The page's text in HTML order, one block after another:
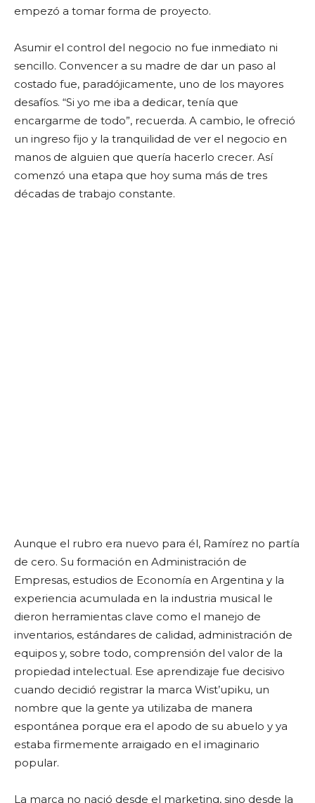
empezó a tomar forma de proyecto.
Asumir el control del negocio no fue inmediato ni
sencillo. Convencer a su madre de dar un paso al
costado fue, paradójicamente, uno de los mayores
desafíos. “Si yo me iba a dedicar, tenía que
encargarme de todo”, recuerda. A cambio, le ofreció
un ingreso fijo y la tranquilidad de ver el negocio en
manos de alguien que quería hacerlo crecer. Así
comenzó una etapa que hoy suma más de tres
décadas de trabajo constante.
Aunque el rubro era nuevo para él, Ramírez no partía
de cero. Su formación en Administración de
Empresas, estudios de Economía en Argentina y la
experiencia acumulada en la industria musical le
dieron herramientas clave como el manejo de
inventarios, estándares de calidad, administración de
equipos y, sobre todo, comprensión del valor de la
propiedad intelectual. Ese aprendizaje fue decisivo
cuando decidió registrar la marca Wist’upiku, un
nombre que la gente ya utilizaba de manera
espontánea porque era el apodo de su abuelo y ya
estaba firmemente arraigado en el imaginario
popular.
La marca no nació desde el marketing, sino desde la